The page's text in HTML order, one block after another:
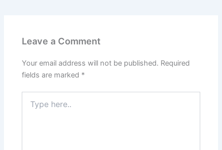
Leave a Comment
Your email address will not be published. Required
fields are marked *
here..